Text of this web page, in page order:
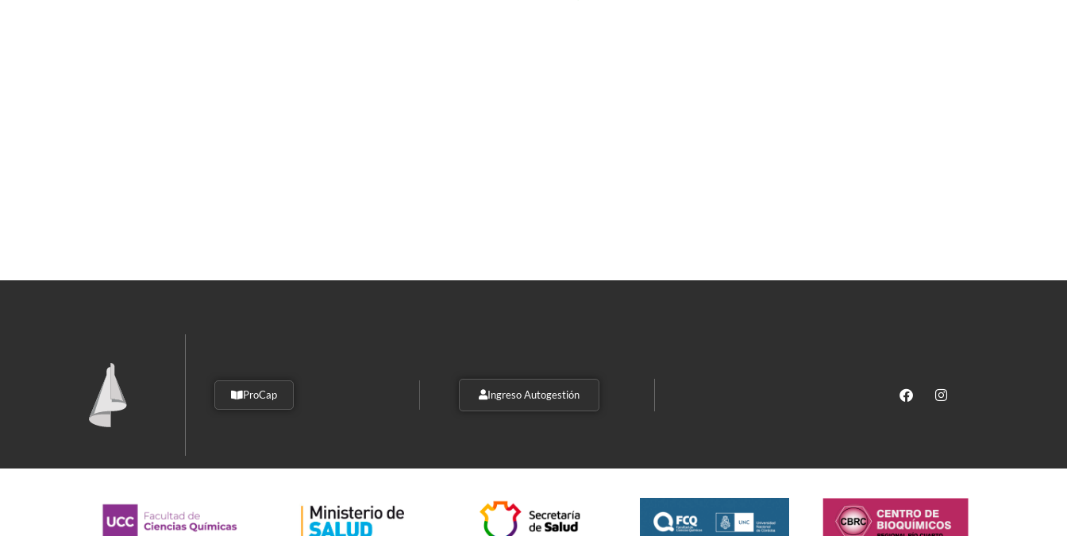
ProCap Ingreso Autogestión